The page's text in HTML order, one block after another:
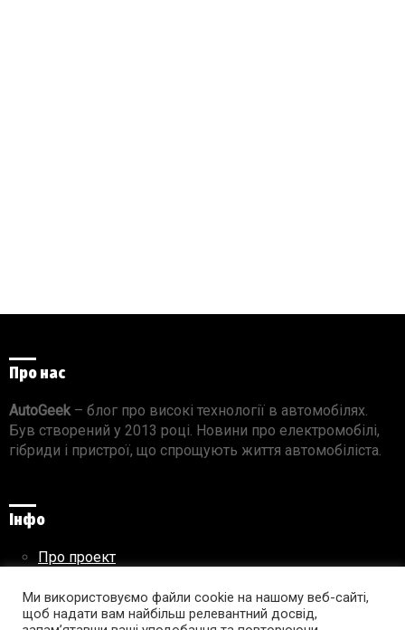
Про нас
AutoGeek– блог про високі технології в автомобілях.
Був створений у 2013 році. Новини про електромобілі,
гібриди і пристрої, що спрощують життя автомобіліста.
Інфо
Про проект
Правила використання матеріалів
Ми використовуємо файли cookie на нашому веб-сайті,
щоб надати вам найбільш релевантний досвід,